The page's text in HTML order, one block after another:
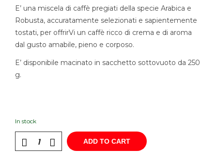
E’ una miscela di caffè pregiati della specie Arabica e
Robusta, accuratamente selezionati e sapientemente
tostati, per offrirVi un caffè ricco di crema e di aroma
dal gusto amabile, pieno e corposo.
E’ disponibile macinato in sacchetto sottovuoto da 250
g.
In stock
ADD TO CART